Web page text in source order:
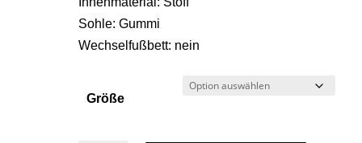
Sohle: Gummi
Wechselfußbett: nein
Größe